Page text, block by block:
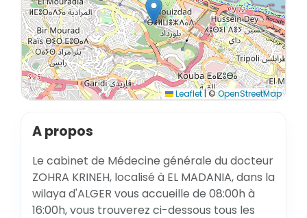
Leaflet|©OpenStreetMap
A propos
Le cabinet de Médecine générale du docteur
ZOHRA KRINEH, localisé à EL MADANIA, dans la
wilaya d'ALGER vous accueille de 08:00h à
16:00h, vous trouverez ci-dessous tous les